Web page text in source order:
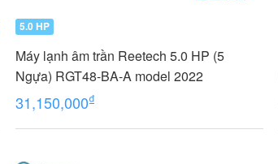
5.0 HP
Máy lạnh âm trần Reetech 5.0 HP (5
Ngựa) RGT48-BA-A model 2022
31,150,000₫